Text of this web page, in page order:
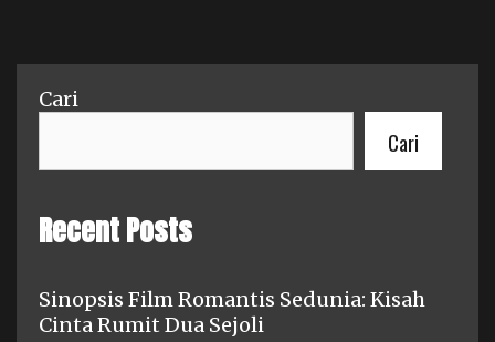
Cari
Cari
Recent Posts
Sinopsis Film Romantis Sedunia: Kisah
Cinta Rumit Dua Sejoli